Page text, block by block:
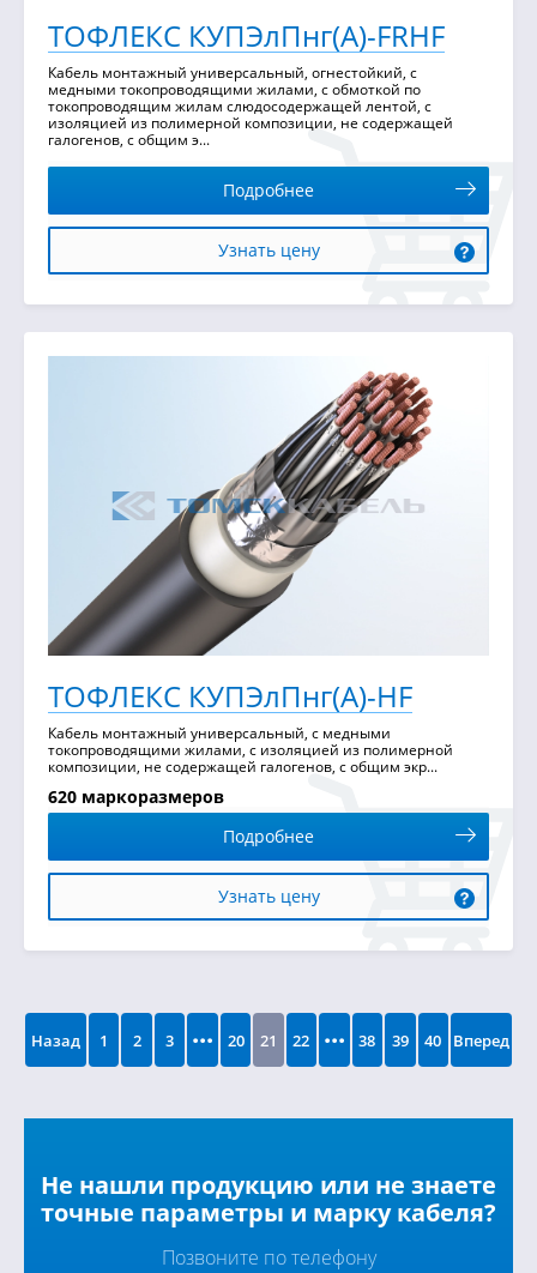
ТОФЛЕКС КУПЭлПнг(А)-FRHF
Кабель монтажный универсальный, огнестойкий, с
медными токопроводящими жилами, с обмоткой по
токопроводящим жилам слюдосодержащей лентой, с
изоляцией из полимерной композиции, не содержащей
галогенов, с общим э...
Подробнее
Узнать цену
ТОФЛЕКС КУПЭлПнг(А)-HF
Кабель монтажный универсальный, с медными
токопроводящими жилами, с изоляцией из полимерной
композиции, не содержащей галогенов, с общим экр...
620 маркоразмеров
Подробнее
Узнать цену
Назад 1 2 3 ... 20 21 22 ... 38 39 40 Вперед
Не нашли продукцию или не знаете
точные параметры и марку кабеля?
Позвоните по телефону